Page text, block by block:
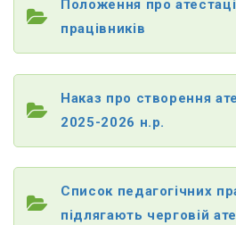
Положення про
працівників
Наказ про створення
2025-2026 н.р.
Список педагогічних
підлягають черговій